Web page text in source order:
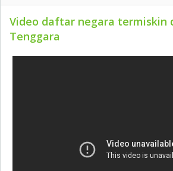
Video daftar negara termiskin
Tenggara